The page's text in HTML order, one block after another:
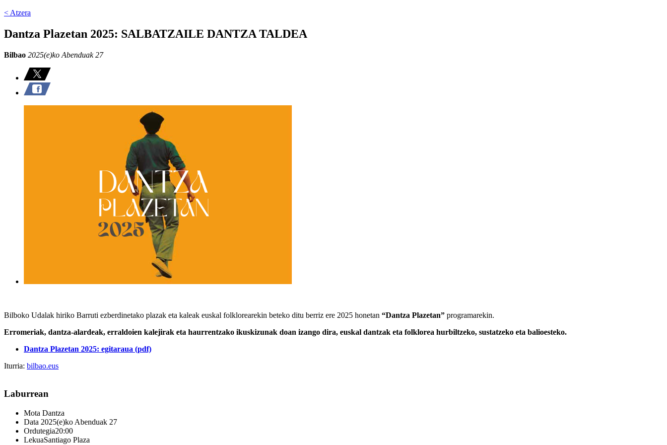
< Atzera
Dantza Plazetan 2025: SALBATZAILE DANTZA TALDEA
Bilbao 2025(e)ko Abenduak 27
Bilboko Udalak hiriko Barruti ezberdinetako plazak eta kaleak euskal folklorearekin beteko ditu berriz ere 2025 honetan “Dantza Plazetan” programarekin.
Erromeriak, dantza-alardeak, erraldoien kalejirak eta haurrentzako ikuskizunak doan izango dira, euskal dantzak eta folklorea hurbiltzeko, sustatzeko eta balioesteko.
Dantza Plazetan 2025: egitaraua (pdf)
Iturria: bilbao.eus
Laburrean
Mota Dantza
Data 2025(e)ko Abenduak 27
Ordutegia20:00
LekuaSantiago Plaza